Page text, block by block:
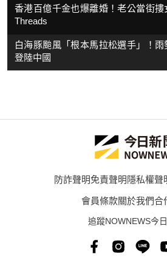
香港百億千金也爆離婚！老公當街
Threads
白海豚颱風「根本馬拉松選手」！
登陸中國
防詐聲明免責聲明隱私權聲
會員條款關於我們合
追蹤NOWNEWS今